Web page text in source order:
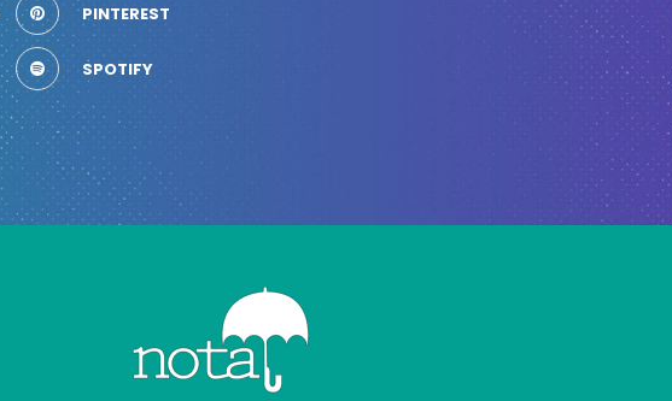
PINTEREST
SPOTIFY